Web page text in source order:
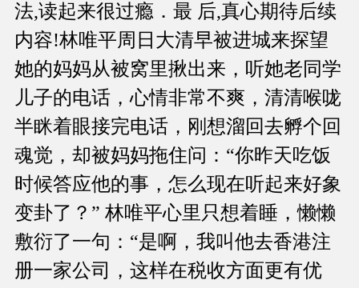
法,读起来很过瘾．最 后,真心期待后续
内容!林唯平周日大清早被进城来探望
她的妈妈从被窝里揪出来，听她老同学
儿子的电话，心情非常不爽，清清喉咙
半眯着眼接完电话，刚想溜回去孵个回
魂觉，却被妈妈拖住问：“你昨天吃饭
时候答应他的事，怎么现在听起来好象
变卦了？” 林唯平心里只想着睡，懒懒
敷衍了一句：“是啊，我叫他去香港注
册一家公司，这样在税收方面更有优